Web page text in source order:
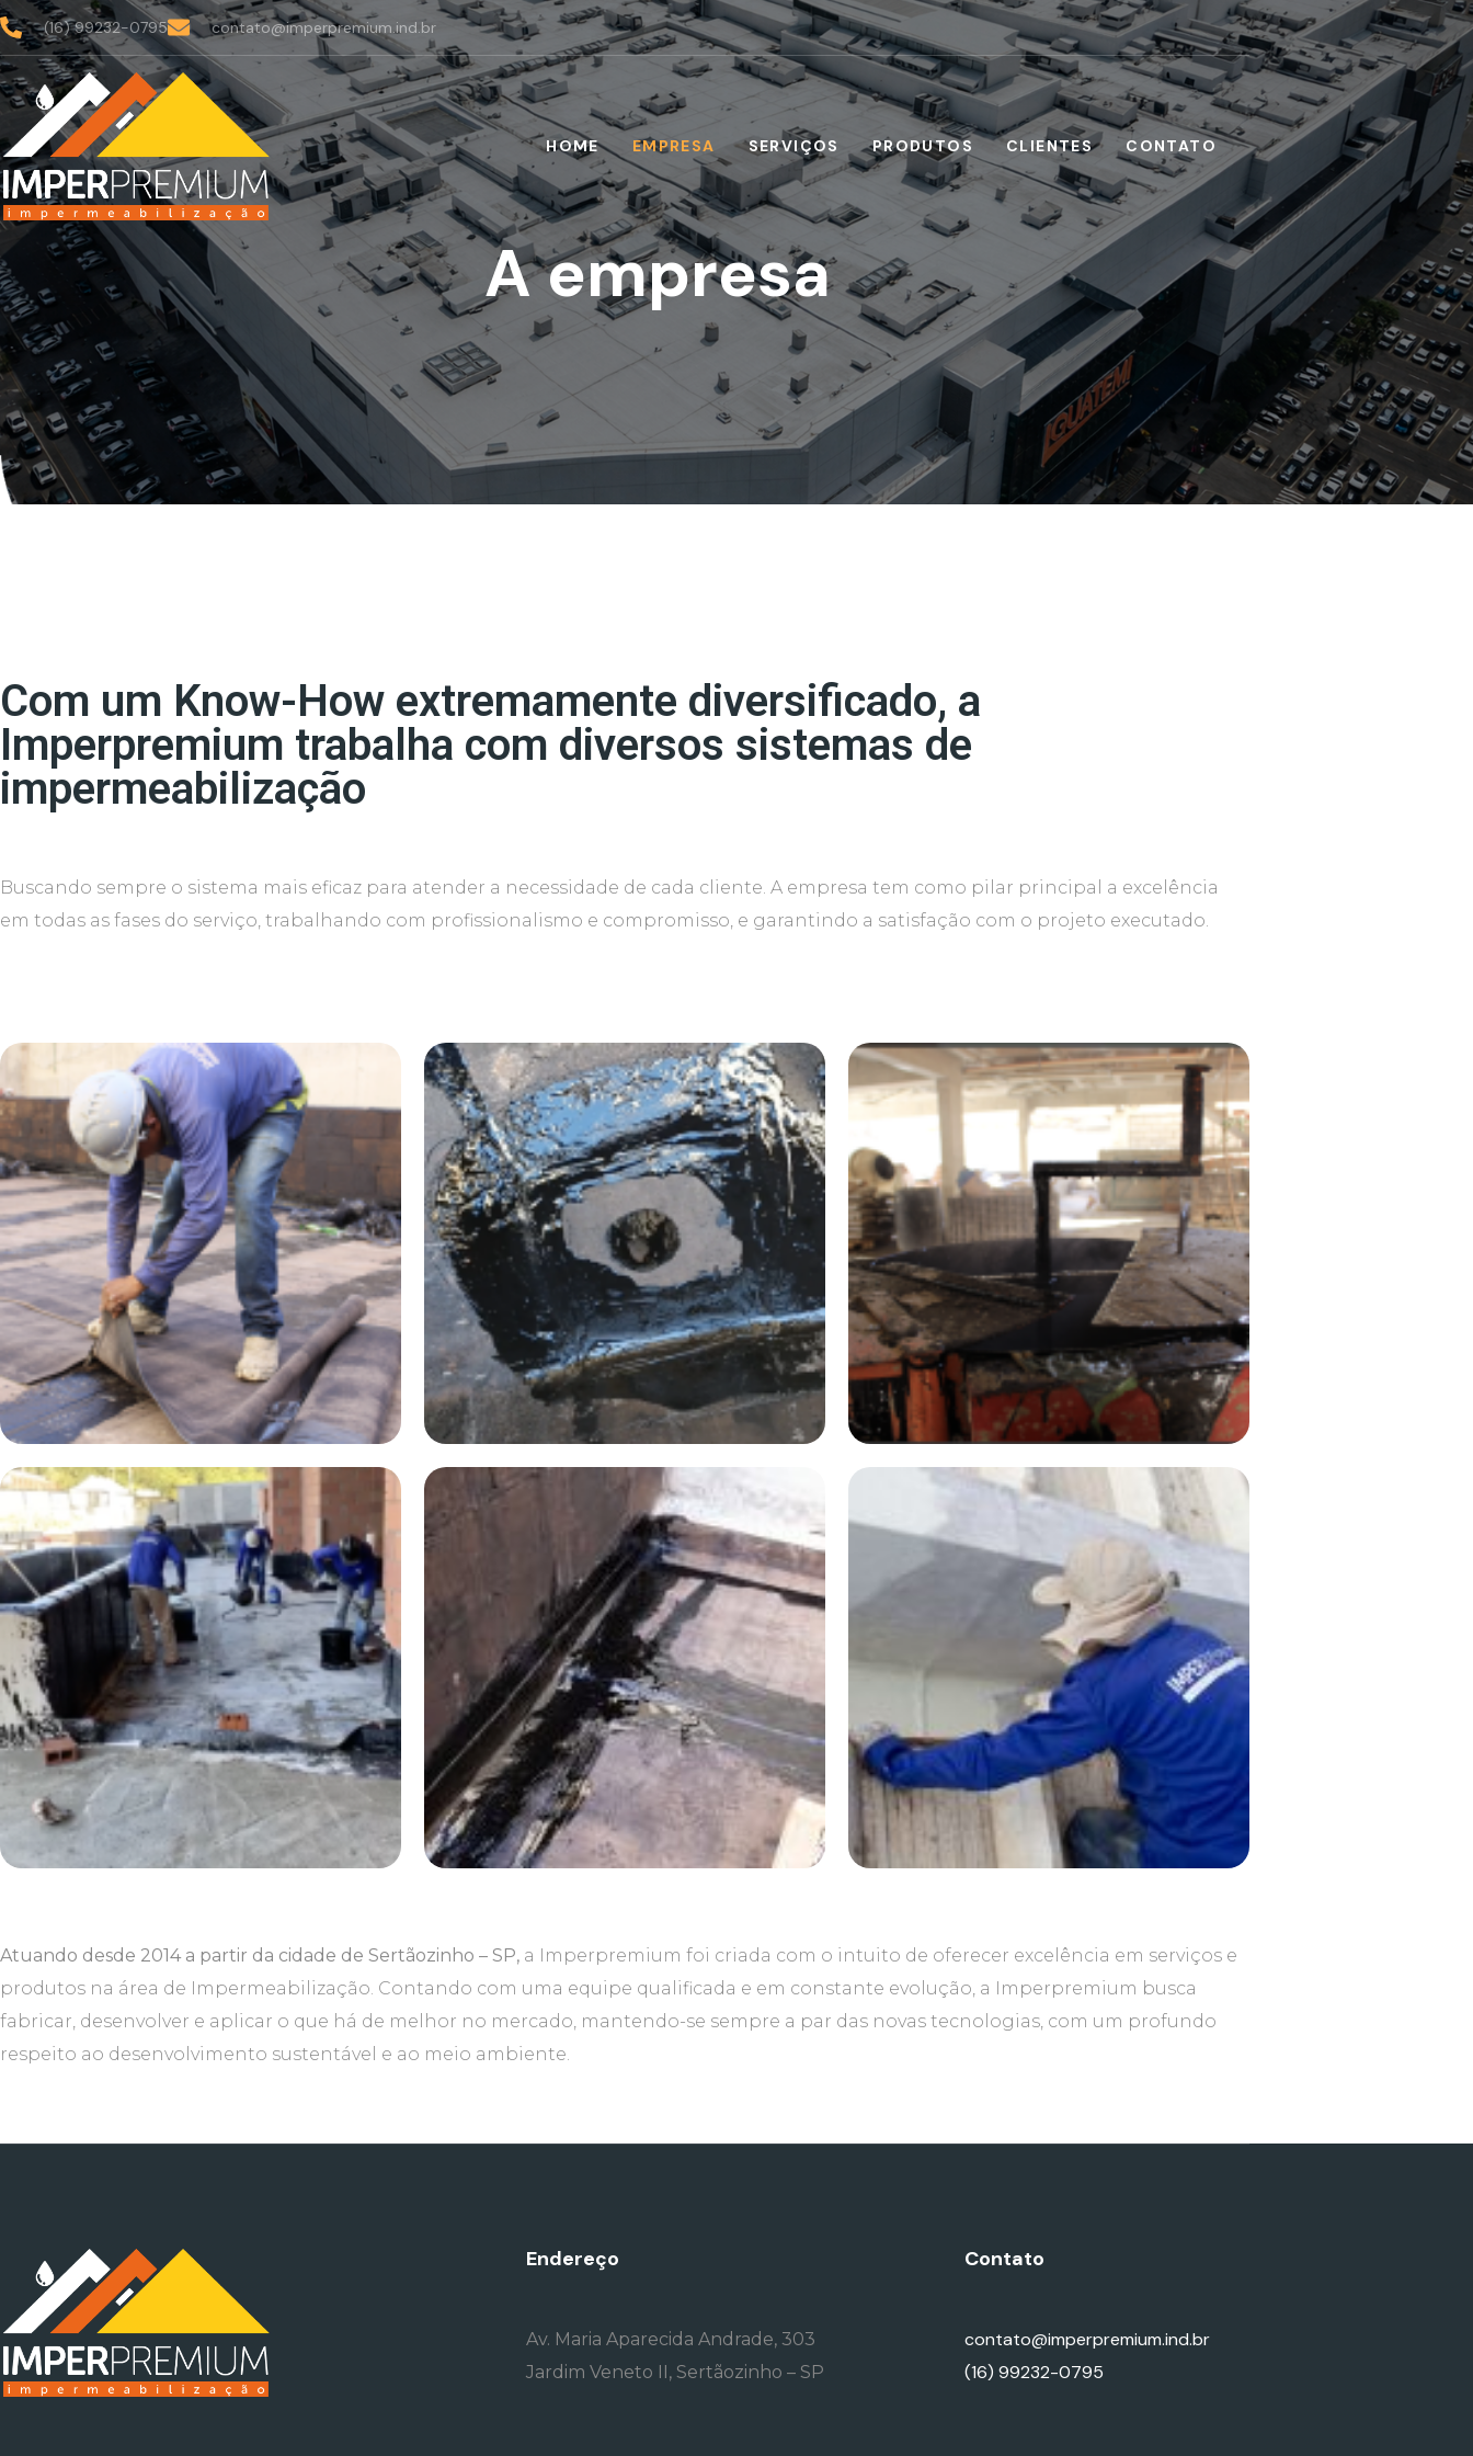
(16) 99232-0795 contato@imperpremium.ind.br
HOME EMPRESA SERVIÇOS PRODUTOS CLIENTES CONTATO
A empresa
Com um Know-How extremamente diversificado, a
Imperpremium trabalha com diversos sistemas de
impermeabilização
Buscando sempre o sistema mais eficaz para atender a necessidade de cada cliente. A empresa tem como pilar principal a excelência
em todas as fases do serviço, trabalhando com profissionalismo e compromisso, e garantindo a satisfação com o projeto executado.
Atuando desde 2014 a partir da cidade de Sertãozinho – SP, a Imperpremium foi criada com o intuito de oferecer excelência em serviços e
produtos na área de Impermeabilização. Contando com uma equipe qualificada e em constante evolução, a Imperpremium busca
fabricar, desenvolver e aplicar o que há de melhor no mercado, mantendo-se sempre a par das novas tecnologias, com um profundo
respeito ao desenvolvimento sustentável e ao meio ambiente.
Endereço
Av. Maria Aparecida Andrade, 303
Jardim Veneto II, Sertãozinho – SP
Contato
contato@imperpremium.ind.br
(16) 99232-0795